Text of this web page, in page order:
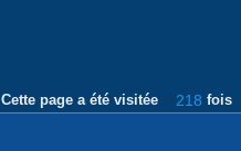
Cette page a été visitée 218 fois